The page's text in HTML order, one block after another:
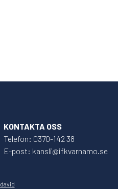
KONTAKTA OSS
Telefon: 0370-142 38
E-post: kansli@ifkvarnamo.se
david